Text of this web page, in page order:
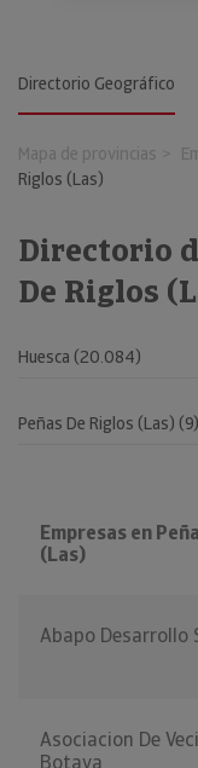
Directorio Geográfico
Mapa de provincias
Riglos (Las)
Directorio
De Riglos
Empresas en
(Las)
Abapo Desarrollo
Asociacion De
Botaya